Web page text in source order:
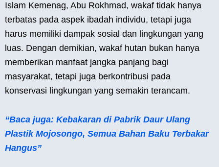
Islam Kemenag, Abu Rokhmad, wakaf tidak hanya
terbatas pada aspek ibadah individu, tetapi juga
harus memiliki dampak sosial dan lingkungan yang
luas. Dengan demikian, wakaf hutan bukan hanya
memberikan manfaat jangka panjang bagi
masyarakat, tetapi juga berkontribusi pada
konservasi lingkungan yang semakin terancam.
“Baca juga: Kebakaran di Pabrik Daur Ulang
Plastik Mojosongo, Semua Bahan Baku Terbakar
Hangus”